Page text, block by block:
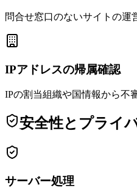
問合せ窓口のないサイトの運
IPアドレスの帰属確認
IPの割当組織や国情報から不
安全性とプライ
サーバー処理